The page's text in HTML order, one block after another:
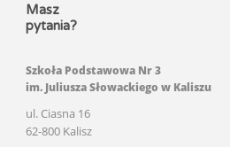
Masz
pytania?
Szkoła Podstawowa Nr 3
im. Juliusza Słowackiego w Kaliszu
ul. Ciasna 16
62-800 Kalisz